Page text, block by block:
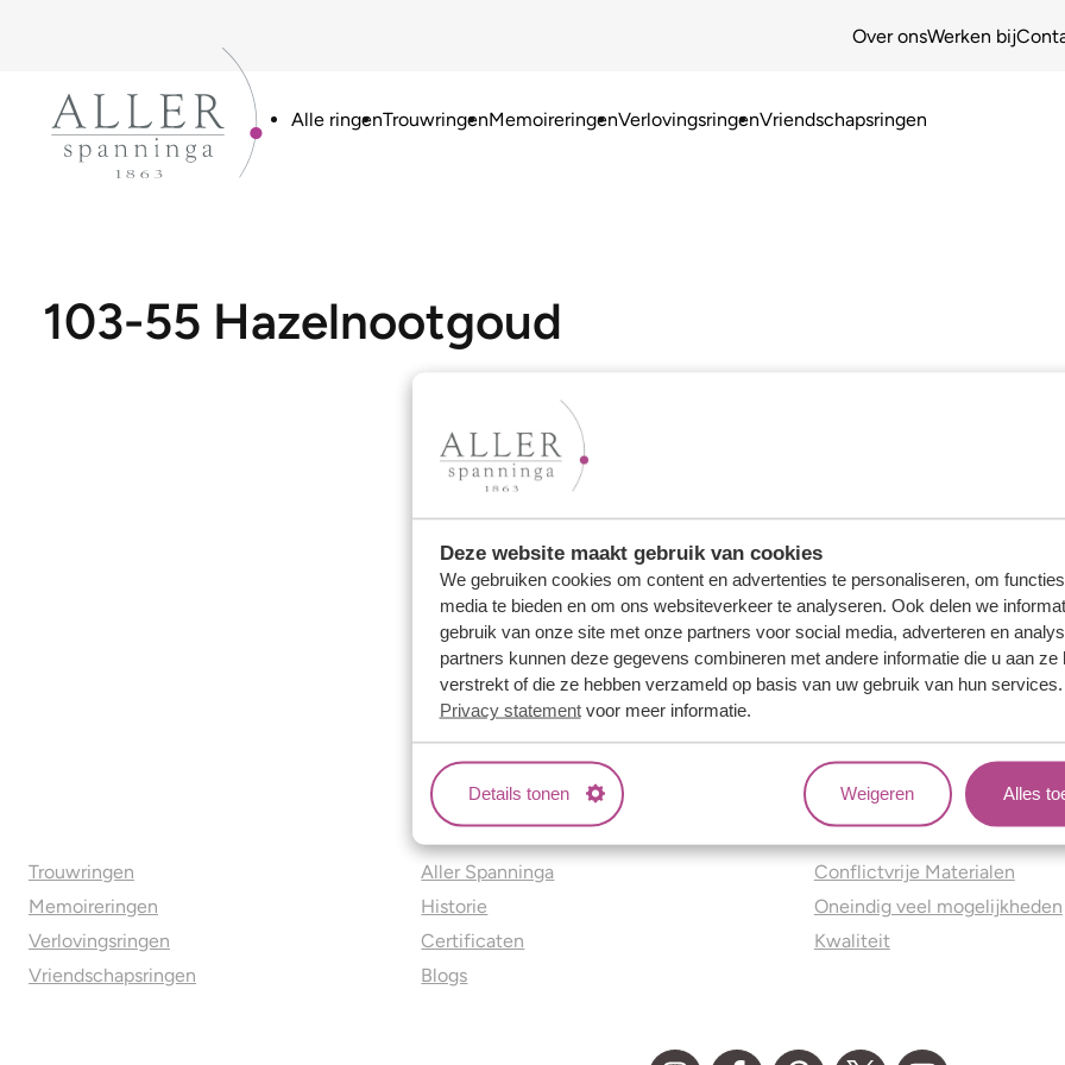
Deze website maakt gebruik van cookies
We gebruiken cookies om content en advertenties te personaliseren, om
media te bieden en om ons websiteverkeer te analyseren. Ook delen we
gebruik van onze site met onze partners voor social media, adverteren en
partners kunnen deze gegevens combineren met andere informatie die u aan ze
verstrekt of die ze hebben verzameld op basis van uw gebruik van hun
Privacy statementvoor meer informatie.
Details tonen Weigeren Alles
Over onsWerken bij
Alle ringenTrouwringenMemoireringenVerlovingsringenVriendschapsringen
103-55 Hazelnootgoud
Trouwringen
Memoireringen
Verlovingsringen
Vriendschapsringen
Over ons
Aller Spanninga
Historie
Certificaten
Blogs
Jouw voordelen
Conflictvrije Materialen
Oneindig veel mogelijkheden
Kwaliteit